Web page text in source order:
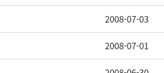
2008-07-03
2008-07-01